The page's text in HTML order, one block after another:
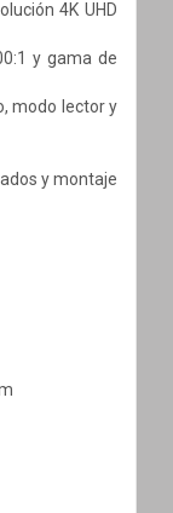
4K UHD
y gama de
modo lector y
y montaje